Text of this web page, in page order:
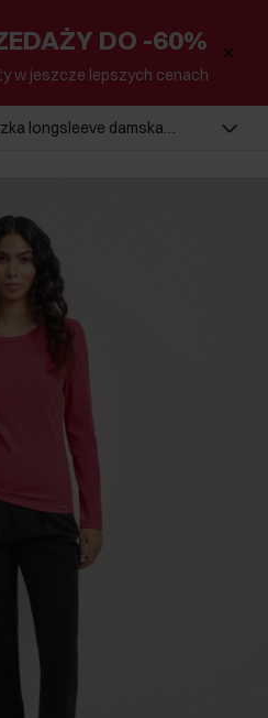
DO -60%
w jeszcze lepszych cenach
longsleeve damska